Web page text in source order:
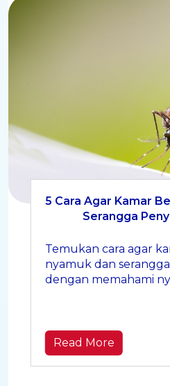
5 Cara Agar Kamar
Serangga
Temukan cara agar
nyamuk dan
dengan memahami
Read More